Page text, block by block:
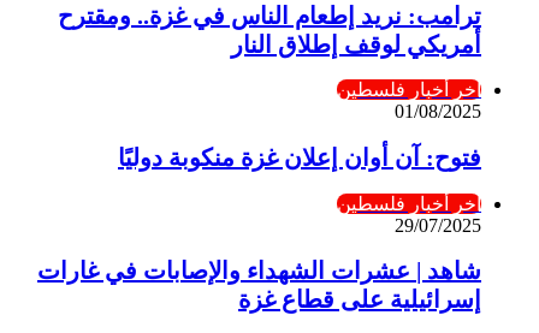
ترامب: نريد إطعام الناس في غزة.. ومقترح
أمريكي لوقف إطلاق النار
آخر أخبار فلسطين
01/08/2025
فتوح: آن أوان إعلان غزة منكوبة دوليًا
آخر أخبار فلسطين
29/07/2025
شاهد | عشرات الشهداء والإصابات في غارات
إسرائيلية على قطاع غزة